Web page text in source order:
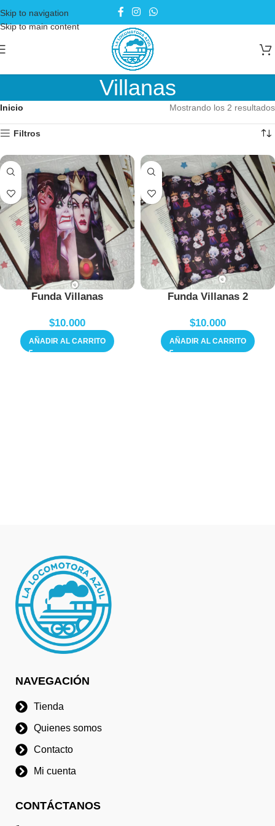
Skip to navigation
Skip to main content
Villanas
Inicio Mostrando los 2 resultados
Filtros
Funda Villanas
$10.000
AÑADIR AL CARRITO
Funda Villanas 2
$10.000
AÑADIR AL CARRITO
NAVEGACIÓN
Tienda
Quienes somos
Contacto
Mi cuenta
CONTÁCTANOS